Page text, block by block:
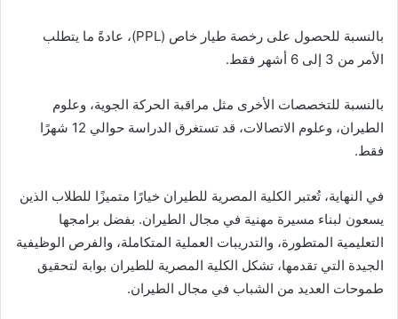
بالنسبة للحصول على رخصة طيار خاص (PPL)، عادةً ما يتطلب
الأمر من 3 إلى 6 أشهر فقط.
بالنسبة للتخصصات الأخرى مثل مراقبة الحركة الجوية، وعلوم
الطيران، وعلوم الاتصالات، قد تستغرق الدراسة حوالي 12 شهرًا
فقط.
في النهاية، تُعتبر الكلية المصرية للطيران خيارًا متميزًا للطلاب الذين
يسعون لبناء مسيرة مهنية في مجال الطيران. بفضل برامجها
التعليمية المتطورة، والتدريبات العملية المتكاملة، والفرص الوظيفية
الجيدة التي تقدمها، تشكل الكلية المصرية للطيران بوابة لتحقيق
طموحات العديد من الشباب في مجال الطيران.